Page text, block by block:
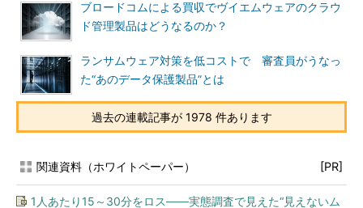
ブロードコムによる買収でヴイエムウェアのクラウ
ド管理製品はどうなるのか？
ランサムウェア対策を低コストで 審査員がうなっ
た“あのデータ保護製品”とは
過去の連載記事が 1978 件あります
関連資料（ホワイトペーパー） [PR]
1人あたり15～30分をロス――実態調査で見えた“見えないム